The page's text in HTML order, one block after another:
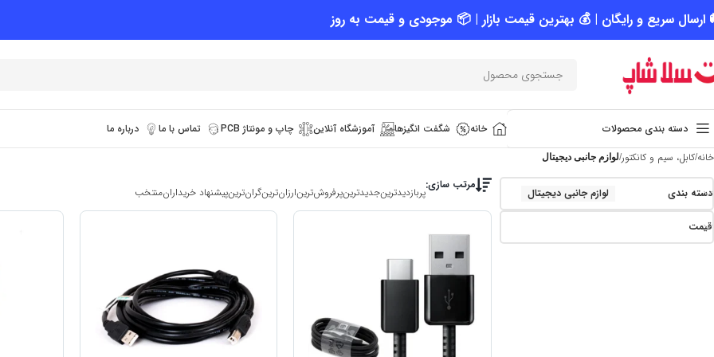
ارسال سریع و رایگان | 💰 بهترین قیمت بازار | 📦 موجودی و قیمت به روز
دسته بندی محصولات خانه شگفت انگیزها آموزشگاه آنلاین چاپ و مونتاژ PCB تماس با ما
درباره ما
خانهکابل، سیم و کانکتور لوازم جانبی دیجیتال
دسته بندی لوازم جانبی دیجیتال
قیمت
مرتب سازی:
پربازدیدترینجدیدترینپرفروش‌ترینارزان‌ترینگران‌ترینپیشنهاد خریدارانمنتخب